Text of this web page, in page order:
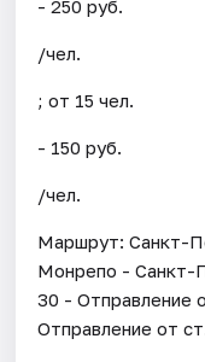
- 250 руб.
/чел.
; от 15 чел.
- 150 руб.
/чел.
Маршрут: Санкт-
Монрепо - Санкт-
30 - Отправление
Отправление от